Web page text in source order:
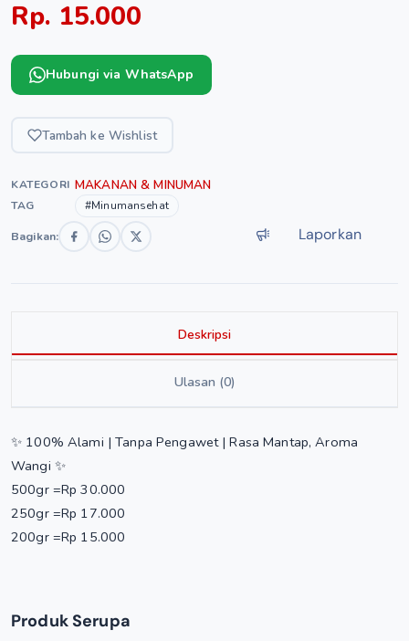
Rp. 15.000
Hubungi via WhatsApp
Tambah ke Wishlist
KATEGORI MAKANAN & MINUMAN
TAG #Minumansehat
Bagikan: Laporkan
Deskripsi
Ulasan (0)
​✨ 100% Alami | Tanpa Pengawet | Rasa Mantap, Aroma
Wangi ✨
500gr =Rp 30.000
250gr =Rp 17.000
200gr =Rp 15.000
Produk Serupa